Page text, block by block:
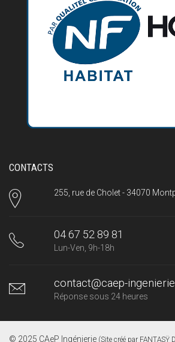
CONTACTS
255, rue de Cholet - 34070
04 67 52 89 81
Lun-Ven, 9h-18h
contact@caep-
Réponse sous 24 heures
© 2025 CAeP Ingénierie (Site créé par FANTASŸ